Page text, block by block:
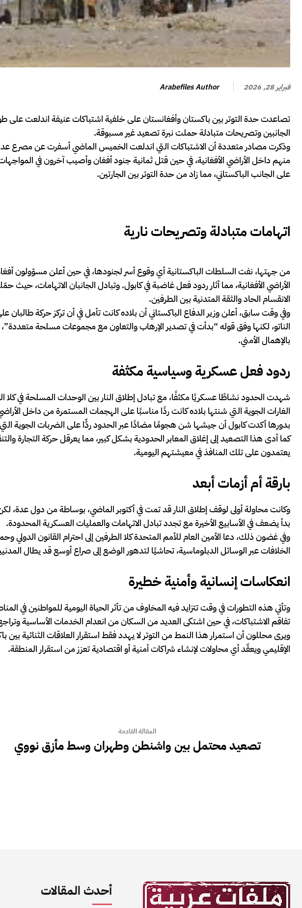
فبراير 28, 2026 Arabefiles Author
تصاعدت حدة التوتر بين باكستان وأفغانستان على خلفية اشتباكات عنيفة اندلعت على
الجانبين وتصريحات متبادلة حملت نبرة تصعيد غير مسبوقة.
وذكرت مصادر متعددة أن الاشتباكات التي اندلعت الخميس الماضي أسفرت عن مصرع
منهم داخل الأراضي الأفغانية، في حين قتل ثمانية جنود أفغان وأصيب آخرون في
على الجانب الباكستاني، مما زاد من حدة التوتر بين الجارتين.
اتهامات متبادلة وتصريحات نارية
من جهتها، نفت السلطات الباكستانية أي وقوع أسر لجنودها، في حين أعلن مسؤولون
الأراضي الأفغانية، مما أثار ردود فعل غاضبة في كابول. وتبادل الجانبان الاتهامات،
الانقسام الحاد والثقة المتدنية بين الطرفين.
وفي وقت سابق، أعلن وزير الدفاع الباكستاني أن بلاده كانت تأمل في أن تركز حركة
الناتو، لكنها وفق قوله “بدأت في تصدير الإرهاب والتعاون مع مجموعات مسلحة
بالإهمال الأمني.
ردود فعل عسكرية وسياسية مكثفة
شهدت الحدود نشاطًا عسكريًا مكثفًا، مع تبادل إطلاق النار بين الوحدات المسلحة في كلا
الغارات الجوية التي شنتها بلاده كانت ردًا مناسبًا على الهجمات المستمرة من داخل الأراضي
بدورها أكدت كابول أن جيشها شن هجومًا مضادًا عبر الحدود ردًّا على الضربات الجوية
كما أدى هذا التصعيد إلى إغلاق المعابر الحدودية بشكل كبير، مما يعرقل حركة التجارة
يعتمدون على تلك المنافذ في معيشتهم اليومية.
بارقة أم أزمات أبعد
وكانت محاولة أولى لوقف إطلاق النار قد تمت في أكتوبر الماضي، بوساطة من دول عدة،
بدأ يضعف في الأسابيع الأخيرة مع تجدد تبادل الاتهامات والعمليات العسكرية المحدودة.
وفي غضون ذلك، دعا الأمين العام للأمم المتحدة كلا الطرفين إلى احترام القانون الدولي
الخلافات عبر الوسائل الدبلوماسية، تحاشيًا لتدهور الوضع إلى صراع أوسع قد يطال
انعكاسات إنسانية وأمنية خطيرة
وتأتي هذه التطورات في وقت تتزايد فيه المخاوف من تأثر الحياة اليومية للمواطنين في
تفاقم الاشتباكات، في حين اشتكى العديد من السكان من انعدام الخدمات الأساسية وتراجع
ويرى محللون أن استمرار هذا النمط من التوتر لا يهدد فقط استقرار العلاقات الثنائية
الإقليمي ويعقّد أي محاولات لإنشاء شراكات أمنية أو اقتصادية تعزز من استقرار المنطقة.
المقالة القادمة
تصعيد محتمل بين واشنطن وطهران وسط مأزق نووي
أحدث المقالات